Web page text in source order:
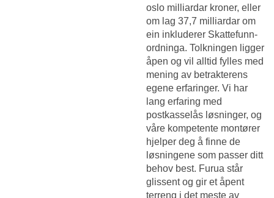
oslo milliardar kroner, eller
om lag 37,7 milliardar om
ein inkluderer Skattefunn-
ordninga. Tolkningen ligger
åpen og vil alltid fylles med
mening av betrakterens
egene erfaringer. Vi har
lang erfaring med
postkasselås løsninger, og
våre kompetente montører
hjelper deg å finne de
løsningene som passer ditt
behov best. Furua står
glissent og gir et åpent
terreng i det meste av